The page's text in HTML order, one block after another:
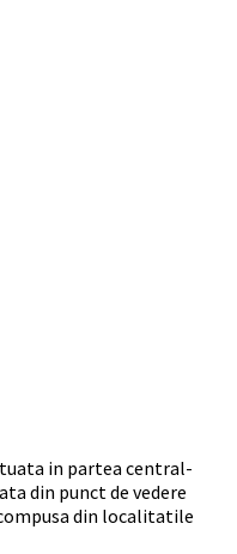
in partea central-
din punct de vedere
din localitatile